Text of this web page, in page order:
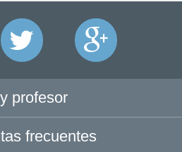
profesor
frecuentes